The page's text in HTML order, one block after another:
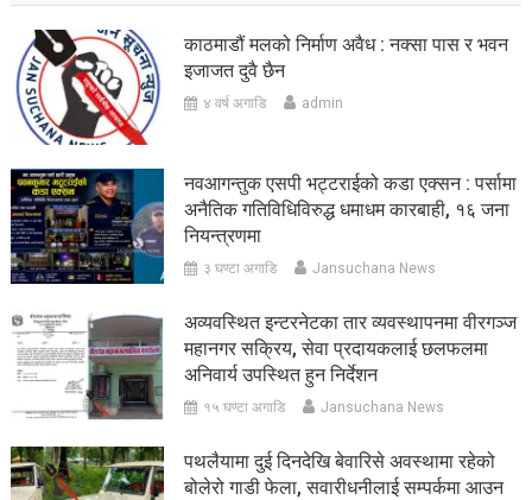
काठमाडौं मलको निर्माण अवैध : नक्सा पास र भवन
इजाजत दुवै छैन
४ वर्ष अगाडि admin
नवआगन्तुक एसपी भट्टराईको कडा एक्सन : पर्सामा
अनैतिक गतिविधिविरुद्ध धमाधम कारबाही, १६ जना
नियन्त्रणमा
३ घण्टा अगाडि Jansuchana News
अव्यवस्थित इन्टरनेटका तार व्यवस्थापनमा वीरगञ्ज
महानगर सक्रिय, सेवा प्रदायकलाई छलफलमा
अनिवार्य उपस्थित हुन निर्देशन
१५ घण्टा अगाडि Jansuchana News
पथलैयामा दुई दिनदेखि बेवारिसे अवस्थामा रहेको
बोलेरो गाडी फेला, सवारीधनीलाई सम्पर्कमा आउन